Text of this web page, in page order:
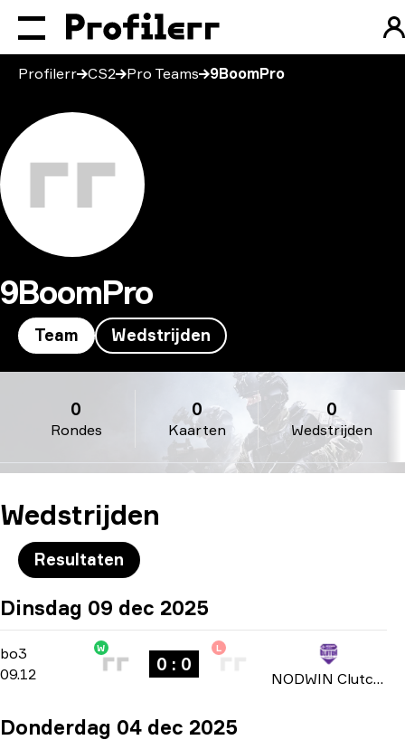
Profilerr CS2 Pro Teams 9BoomPro
9BoomPro
Team Wedstrijden
Rondes
0
Kaarten
0
Wedstrijden
0
Wedstrijden
Resultaten
Dinsdag 09 dec 2025
bo3 Group Stage
bo3
09.12
W
0 : 0
L
NODWIN Clutch Series: Season 3 2025
Donderdag 04 dec 2025